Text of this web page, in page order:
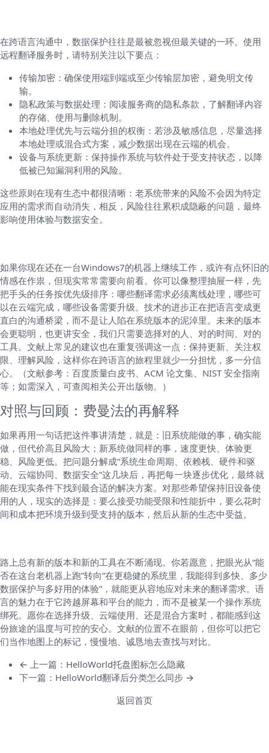
在跨语言沟通中，数据保护往往是最被忽视但最关键的一环。使用
远程翻译服务时，请特别关注以下要点：
传输加密：确保使用端到端或至少传输层加密，避免明文传
输。
隐私政策与数据处理：阅读服务商的隐私条款，了解翻译内容
的存储、使用与删除机制。
本地处理优先与云端分担的权衡：若涉及敏感信息，尽量选择
本地处理或混合式方案，减少数据出现在云端的机会。
设备与系统更新：保持操作系统与软件处于受支持状态，以降
低被已知漏洞利用的风险。
这些原则在现有生态中都很清晰：老系统带来的风险不会因为特定
应用的需求而自动消失，相反，风险往往累积成隐蔽的问题，最终
影响使用体验与数据安全。
如果你现在还在一台Windows7的机器上继续工作，或许有点怀旧的
情感在作祟，但现实常常需要向前看。你可以像整理抽屉一样，先
把手头的任务按优先级排序：哪些翻译需求必须离线处理，哪些可
以在云端完成，哪些设备需要升级。技术的进步正在把语言变成更
直白的沟通桥梁，而不是让人陷在系统版本的泥淖里。未来的版本
会更聪明，也更讲安全，我们只需要选择对的人、对的时间、对的
工具。文献上常见的建议也在重复强调这一点：保持更新、关注权
限、理解风险，这样你在跨语言的旅程里就少一分担忧，多一分信
心。（文献参考：百度质量白皮书、ACM 论文集、NIST 安全指南
等；如需深入，可查阅相关公开出版物。）
对照与回顾：费曼法的再解释
如果再用一句话把这件事讲清楚，就是：旧系统能做的事，确实能
做，但代价高且风险大；新系统做同样的事，速度更快、体验更
稳、风险更低。把问题分解成“系统生命周期、依赖栈、硬件和驱
动、云端协同、数据安全”这几块后，再把每一块逐步优化，最终就
能在现实条件下找到最合适的解决方案。对那些希望保持旧设备使
用的人，现实的选择是：要么接受功能受限和性能折中，要么花时
间和成本把环境升级到受支持的版本，然后从新的生态中受益。
路上总有新的版本和新的工具在不断涌现。你若愿意，把眼光从“能
否在这台老机器上跑”转向“在更稳健的系统里，我能得到多快、多少
数据保护与多好用的体验”，就能更从容地应对未来的翻译需求。语
言的魅力在于它跨越屏幕和平台的能力，而不是被某一个操作系统
绑死。愿你在选择升级、云端使用、还是混合方案时，都能感到这
份旅途的温度与可控的安心。文献的位置不在眼前，但你可以把它
们当作地图上的标记，慢慢地、诚恳地去查找与对比。
← 上一篇：HelloWorld托盘图标怎么隐藏
下一篇：HelloWorld翻译后分类怎么同步 →
返回首页